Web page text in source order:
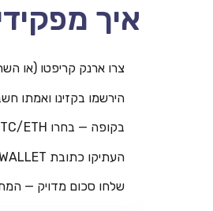
איך
צרו ארנק קריפטו (או
הירשמו בקזינו ואמתו
בקופה — בחרו BTC/ETH
העתיקו כתובת WALLET מהקזינו
שלחו סכום מדויק —